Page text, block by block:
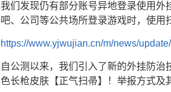
我们发现仍有部分账号异地登录使用外
吧、公司等公共场所登录游戏时，使用
https://www.yjwujian.cn/m/news/
自公测以来，我们引入了新的外挂防
色长枪皮肤【正气扫帚】！举报方式及